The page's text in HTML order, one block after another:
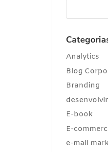
Analytics
Blog
Branding
E-book
E-
e-mail